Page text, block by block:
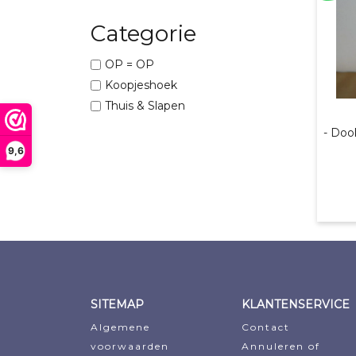
9,6
Categorie
OP = OP
Koopjeshoek
Thuis & Slapen
-
SITEMAP
Algemene
voorwaarden
KLANTENSERVICE
Contact
Annuleren of